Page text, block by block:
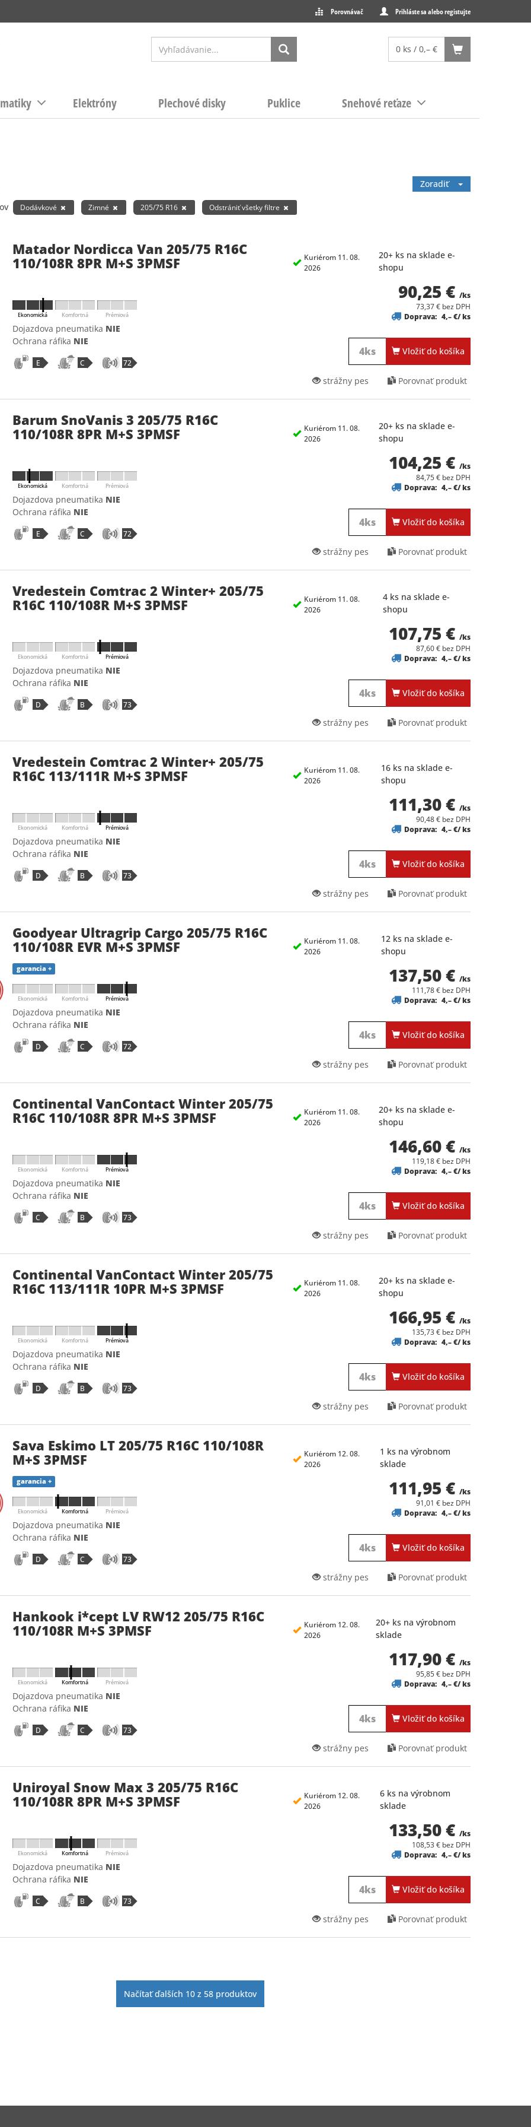
Prihláste sa alebo registujte
Porovnávač
0 ks / 0,– €
Elektróny Plechové disky Puklice Snehové reťaze
Zoradiť
Dodávkové Zimné 205/75 R16 Odstrániť všetky filtre
Matador Nordicca Van 205/75 R16C
110/108R 8PR M+S 3PMSF
Ekonomická Komfortná Prémiová
Dojazdova pneumatika NIE
Ochrana ráfika NIE
E C 72
20+ ks na sklade e-
shopu
Kuriérom 11. 08.
2026
Vložiť do košíka
90,25 € /ks
73,37 € bez DPH
Doprava: 4,– €/ ks
strážny pes Porovnať produkt
Barum SnoVanis 3 205/75 R16C
110/108R 8PR M+S 3PMSF
Ekonomická Komfortná Prémiová
Dojazdova pneumatika NIE
Ochrana ráfika NIE
E C 72
20+ ks na sklade e-
shopu
Kuriérom 11. 08.
2026
Vložiť do košíka
104,25 € /ks
84,75 € bez DPH
Doprava: 4,– €/ ks
strážny pes Porovnať produkt
Vredestein Comtrac 2 Winter+ 205/75
R16C 110/108R M+S 3PMSF
Ekonomická Komfortná Prémiová
Dojazdova pneumatika NIE
Ochrana ráfika NIE
D B 73
4 ks na sklade e-
shopu
Kuriérom 11. 08.
2026
Vložiť do košíka
107,75 € /ks
87,60 € bez DPH
Doprava: 4,– €/ ks
strážny pes Porovnať produkt
Vredestein Comtrac 2 Winter+ 205/75
R16C 113/111R M+S 3PMSF
Ekonomická Komfortná Prémiová
Dojazdova pneumatika NIE
Ochrana ráfika NIE
D B 73
16 ks na sklade e-
shopu
Kuriérom 11. 08.
2026
Vložiť do košíka
111,30 € /ks
90,48 € bez DPH
Doprava: 4,– €/ ks
strážny pes Porovnať produkt
Goodyear Ultragrip Cargo 205/75 R16C
110/108R EVR M+S 3PMSF
garancia +
Ekonomická Komfortná Prémiová
Dojazdova pneumatika NIE
Ochrana ráfika NIE
D C 72
12 ks na sklade e-
shopu
Kuriérom 11. 08.
2026
Vložiť do košíka
137,50 € /ks
111,78 € bez DPH
Doprava: 4,– €/ ks
strážny pes Porovnať produkt
Continental VanContact Winter 205/75
R16C 110/108R 8PR M+S 3PMSF
Ekonomická Komfortná Prémiová
Dojazdova pneumatika NIE
Ochrana ráfika NIE
C B 73
20+ ks na sklade e-
shopu
Kuriérom 11. 08.
2026
Vložiť do košíka
146,60 € /ks
119,18 € bez DPH
Doprava: 4,– €/ ks
strážny pes Porovnať produkt
Continental VanContact Winter 205/75
R16C 113/111R 10PR M+S 3PMSF
Ekonomická Komfortná Prémiová
Dojazdova pneumatika NIE
Ochrana ráfika NIE
D B 73
20+ ks na sklade e-
shopu
Kuriérom 11. 08.
2026
Vložiť do košíka
166,95 € /ks
135,73 € bez DPH
Doprava: 4,– €/ ks
strážny pes Porovnať produkt
Sava Eskimo LT 205/75 R16C 110/108R
M+S 3PMSF
garancia +
Ekonomická Komfortná Prémiová
Dojazdova pneumatika NIE
Ochrana ráfika NIE
D C 73
1 ks na výrobnom
sklade
Kuriérom 12. 08.
2026
Vložiť do košíka
111,95 € /ks
91,01 € bez DPH
Doprava: 4,– €/ ks
strážny pes Porovnať produkt
Hankook i*cept LV RW12 205/75 R16C
110/108R M+S 3PMSF
Ekonomická Komfortná Prémiová
Dojazdova pneumatika NIE
Ochrana ráfika NIE
D C 73
20+ ks na výrobnom
sklade
Kuriérom 12. 08.
2026
Vložiť do košíka
117,90 € /ks
95,85 € bez DPH
Doprava: 4,– €/ ks
strážny pes Porovnať produkt
Uniroyal Snow Max 3 205/75 R16C
110/108R 8PR M+S 3PMSF
Ekonomická Komfortná Prémiová
Dojazdova pneumatika NIE
Ochrana ráfika NIE
C B 73
6 ks na výrobnom
sklade
Kuriérom 12. 08.
2026
Vložiť do košíka
133,50 € /ks
108,53 € bez DPH
Doprava: 4,– €/ ks
strážny pes Porovnať produkt
Načítať ďalších 10 z58 produktov